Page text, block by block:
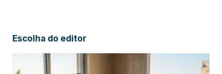
Escolha do editor